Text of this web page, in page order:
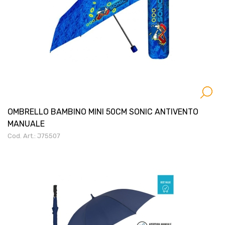
OMBRELLO BAMBINO MINI 50CM SONIC ANTIVENTO
MANUALE
Cod. Art.: J75507